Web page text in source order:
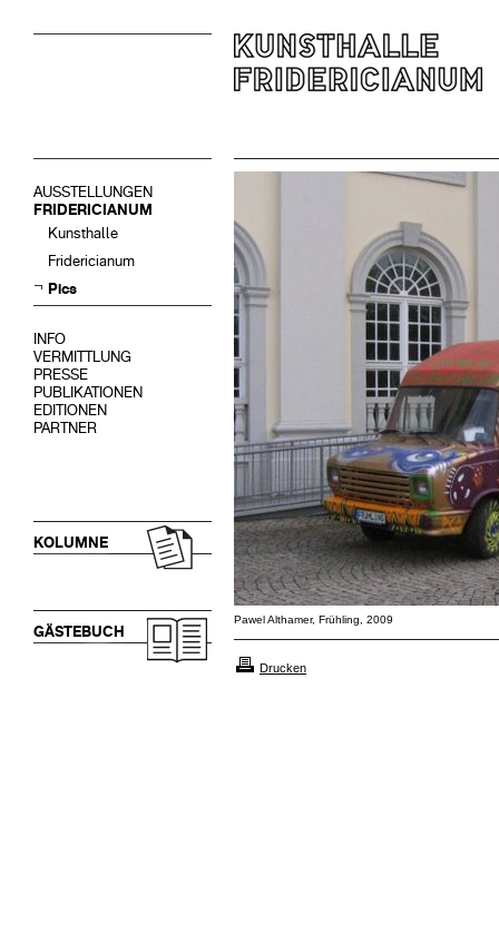
AUSSTELLUNGEN
FRIDERICIANUM
Kunsthalle
Fridericianum
Pics
INFO
VERMITTLUNG
PRESSE
PUBLIKATIONEN
EDITIONEN
PARTNER
KOLUMNE
GÄSTEBUCH
Pawel Althamer, Frühling, 2009
Drucken